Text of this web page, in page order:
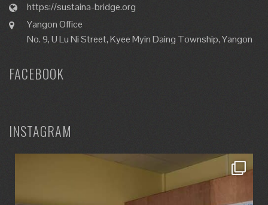
https://sustaina-bridge.org
Yangon Office
No. 9, U Lu Ni Street, Kyee Myin Daing Township, Yangon
FACEBOOK
INSTAGRAM